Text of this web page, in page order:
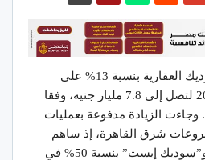
ارتفعت إيرادات شركة سوديك العقارية بنسبة 13% على
أساس سنوي في عام 2022 لتصل إلى 7.8 مليار جنيه، وفقا
وجاءت الزيادة مدفوعة بعمليات
شرق القاهرة، إذ ساهم
مشروعا “سكاي كوندوز” و”سوديك إيست” بنسبة 50% في